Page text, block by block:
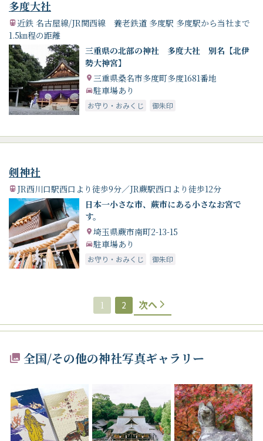
多度大社
近鉄 名古屋線/JR関西線 養老鉄道 多度駅 多度駅から当社まで
1.5㎞程の距離
三重県の北部の神社 多度大社 別名【北伊
勢大神宮】
三重県桑名市多度町多度1681番地
駐車場あり
お守り・おみくじ 御朱印
剣神社
JR西川口駅西口より徒歩9分／JR蕨駅西口より徒歩12分
日本一小さな市、蕨市にある小さなお宮で
す。
埼玉県蕨市南町2-13-15
駐車場あり
お守り・おみくじ 御朱印
1 2 次へ
全国/その他の神社写真ギャラリー